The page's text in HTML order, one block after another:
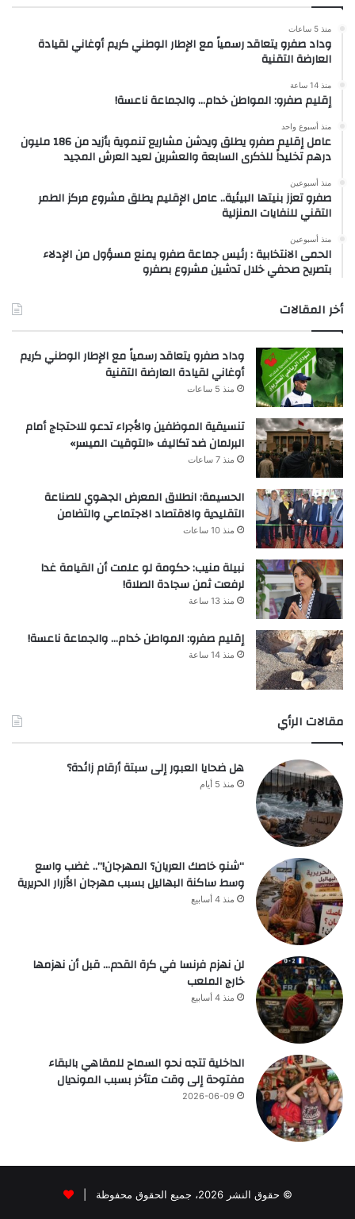
منذ 5 ساعات
وداد صفرو يتعاقد رسمياً مع الإطار الوطني كريم أوغاني لقيادة
العارضة التقنية
منذ 14 ساعة
إقليم صفرو: المواطن خدام… والجماعة ناعسة!
منذ أسبوع واحد
عامل إقليم صفرو يطلق ويدشن مشاريع تنموية بأزيد من 186 مليون
درهم تخليداً للذكرى السابعة والعشرين لعيد العرش المجيد
منذ أسبوعين
صفرو تعزز بنيتها البيئية.. عامل الإقليم يطلق مشروع مركز الطمر
التقني للنفايات المنزلية
منذ أسبوعين
الحمى الانتخابية : رئيس جماعة صفرو يمنع مسؤول من الإدلاء
بتصريح صحفي خلال تدشين مشروع بصفرو
أخر المقالات
وداد صفرو يتعاقد رسمياً مع الإطار الوطني كريم
أوغاني لقيادة العارضة التقنية
منذ 5 ساعات
تنسيقية الموظفين والأجراء تدعو للاحتجاج أمام
البرلمان ضد تكاليف «التوقيت الميسر»
منذ 7 ساعات
الحسيمة: انطلاق المعرض الجهوي للصناعة
التقليدية والاقتصاد الاجتماعي والتضامن
منذ 10 ساعات
نبيلة منيب: حكومة لو علمت أن القيامة غدا
لرفعت ثمن سجادة الصلاة!
منذ 13 ساعة
إقليم صفرو: المواطن خدام… والجماعة ناعسة!
منذ 14 ساعة
مقالات الرأي
هل ضحايا العبور إلى سبتة أرقام زائدة؟
منذ 5 أيام
“شنو خاصك العريان؟ المهرجان!”.. غضب واسع
وسط ساكنة البهاليل بسبب مهرجان الأزرار الحريرية
منذ 4 أسابيع
لن نهزم فرنسا في كرة القدم… قبل أن نهزمها
خارج الملعب
منذ 4 أسابيع
الداخلية تتجه نحو السماح للمقاهي بالبقاء
مفتوحة إلى وقت متأخر بسبب المونديال
2026-06-09
© حقوق النشر 2026، جميع الحقوق محفوظة |